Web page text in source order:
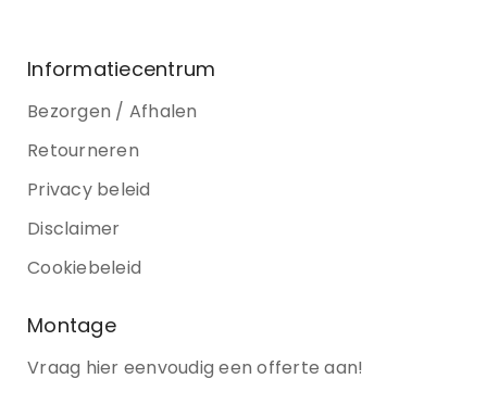
Informatiecentrum
Bezorgen / Afhalen
Retourneren
Privacy beleid
Disclaimer
Cookiebeleid
Montage
Vraag hier eenvoudig een offerte aan!